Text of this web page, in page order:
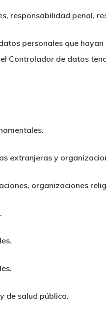
responsabilidad penal,
personales que
Controlador de datos
extranjeras y
organizaciones
de salud pública.